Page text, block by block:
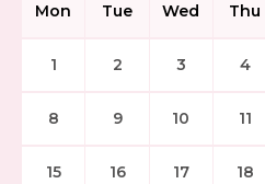
Mon Tue Wed Thu
1 2 3 4
8 9 10 11
15 16 17 18